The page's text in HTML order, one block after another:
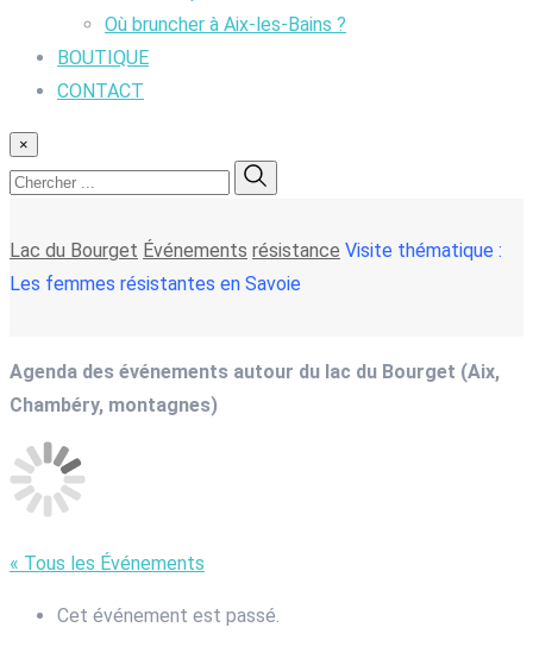
Où bruncher à Aix-les-Bains ?
BOUTIQUE
CONTACT
×
Lac du Bourget Événements résistance Visite thématique :
Les femmes résistantes en Savoie
Agenda des événements autour du lac du Bourget (Aix,
Chambéry, montagnes)
« Tous les Événements
Cet événement est passé.